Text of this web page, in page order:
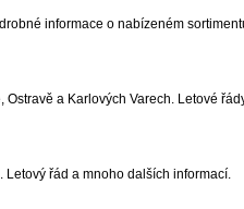
informace o nabízeném
Ostravě a Karlových Varech. Letové
Letový řád a mnoho dalších informací.